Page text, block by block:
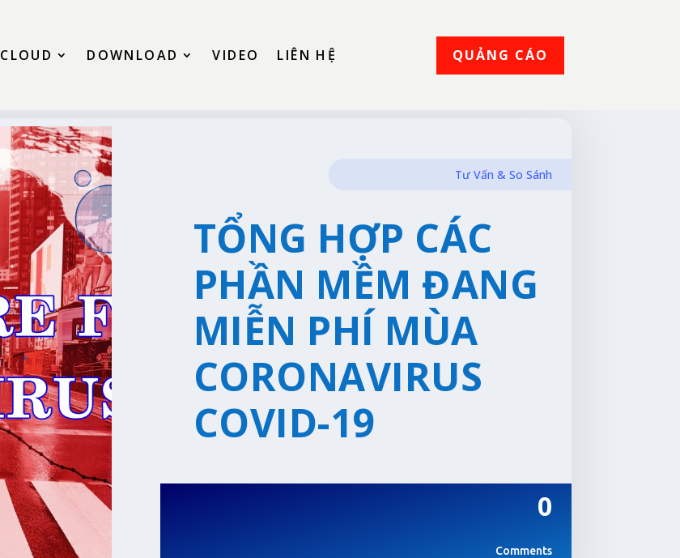
CLOUD DOWNLOAD VIDEO LIÊN HỆ QUẢNG CÁO
Tư Vấn & So Sánh
TỔNG HỢP CÁC
PHẦN MỀM ĐANG
MIỄN PHÍ MÙA
CORONAVIRUS
COVID-19
0
Comments